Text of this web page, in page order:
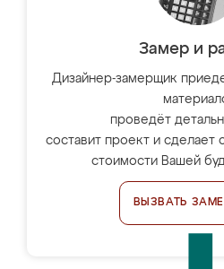
Замер и
Дизайнер-замерщик
проведёт
составит проект и сделает
стоимости Вашей
ВЫЗВАТЬ